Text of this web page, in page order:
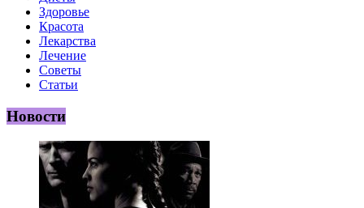
Здоровье
Красота
Лекарства
Лечение
Советы
Статьи
Новости